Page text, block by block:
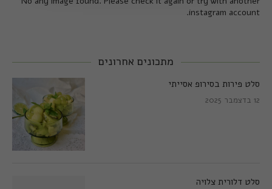
instagram account.
מתכונים אחרונים
סלט פירות בסירופ אסייתי
12 בדצמבר 2025
סלט דלורית צלויה